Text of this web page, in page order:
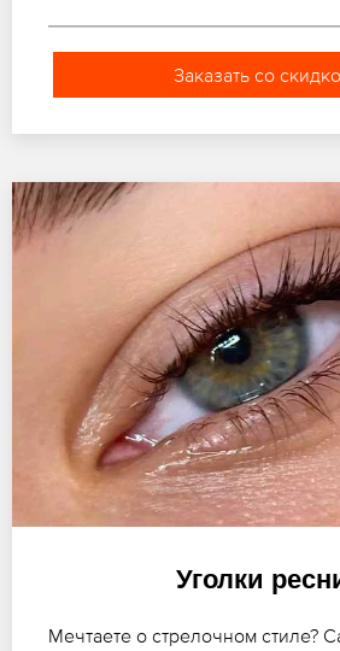
Заказать со
Уголки
Мечтаете о стрелочном стиле?